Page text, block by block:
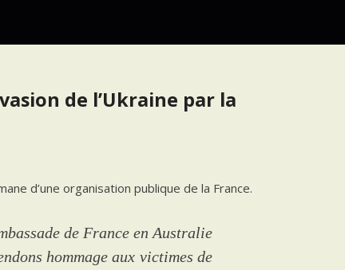
de l’Ukraine par la
d’une organisation publique de la France.
de France en Australie
hommage aux victimes de